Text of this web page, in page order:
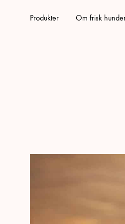
Produkter Om frisk